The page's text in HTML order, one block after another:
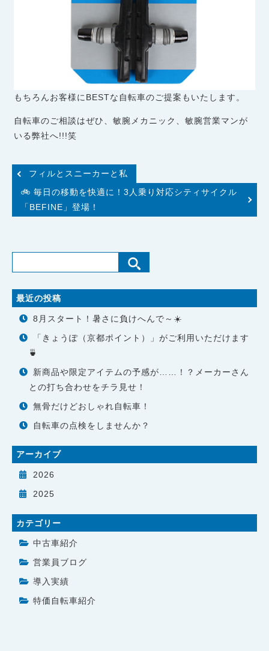
もちろんお客様にBESTな自転車のご提案もいたします。
自転車のご相談はぜひ、敏腕メカニック、敏腕営業マンが
いる弊社へ!!!笑
フィルとスニーカーと私
🚲 毎日の移動を快適に！3人乗り対応シティサイクル
「BEFINE」登場！
最近の投稿
8月スタート！暑さに負けへんで～☀️
「きょうぽ（京都ポイント）」がご利用いただけます
🍵
新商品や限定アイテムの予感が……！？メーカーさん
との打ち合わせをチラ見せ！
無骨だけどおしゃれ自転車！
自転車の点検をしませんか？
アーカイブ
2026
2025
カテゴリー
中古車紹介
営業員ブログ
導入実績
特価自転車紹介